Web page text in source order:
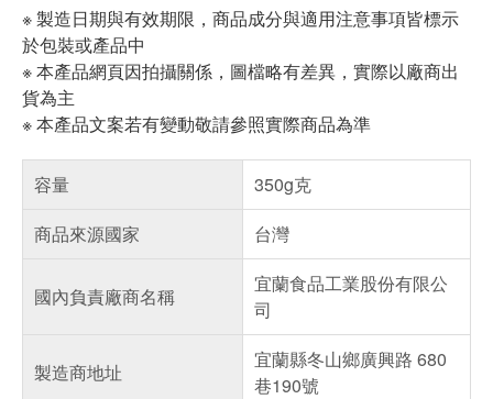
※ 製造日期與有效期限，商品成分與適用注意事項皆標示
於包裝或產品中
※ 本產品網頁因拍攝關係，圖檔略有差異，實際以廠商出
貨為主
※ 本產品文案若有變動敬請參照實際商品為準
容量
350g克
商品來源國家
台灣
國內負責廠商名稱
宜蘭食品工業股份有限公
司
製造商地址
宜蘭縣冬山鄉廣興路 680
巷190號